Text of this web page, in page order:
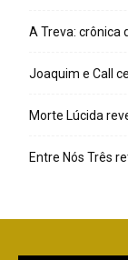
A Treva: crônica
Joaquim e Call
Morte Lúcida
Entre Nós Três